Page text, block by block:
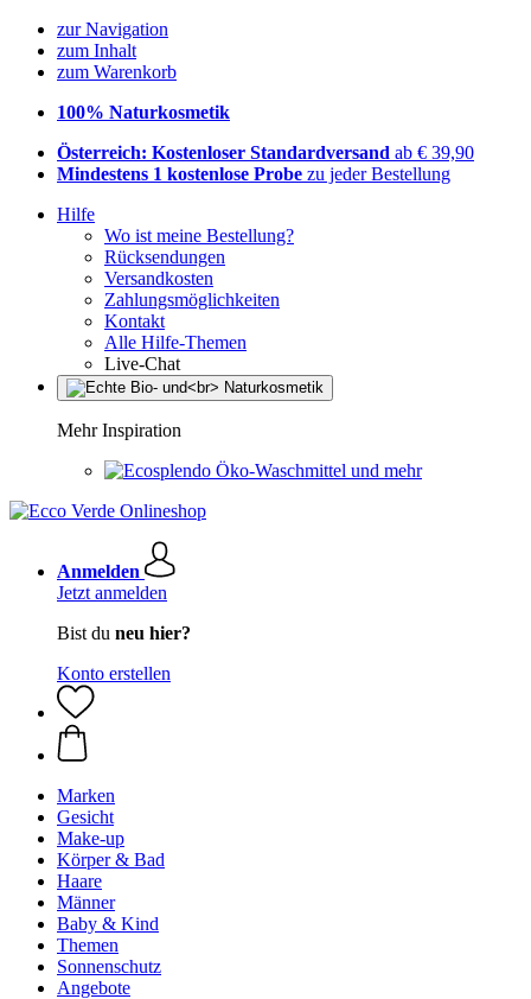
zur Navigation
zum Inhalt
zum Warenkorb
100% Naturkosmetik
Österreich: Kostenloser Standardversand ab € 39,90
Mindestens 1 kostenlose Probe zu jeder Bestellung
Hilfe
Wo ist meine Bestellung?
Rücksendungen
Versandkosten
Zahlungsmöglichkeiten
Kontakt
Alle Hilfe-Themen
Live-Chat
Mehr Inspiration
Öko-Waschmittel und mehr
Anmelden
Jetzt anmelden
Bist du neu hier?
Konto erstellen
Marken
Gesicht
Make-up
Körper & Bad
Haare
Männer
Baby & Kind
Themen
Sonnenschutz
Angebote